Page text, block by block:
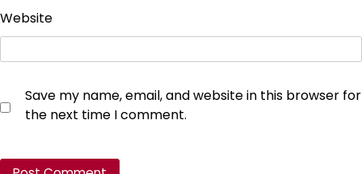
Website
Save my name, email, and website in this browser for
the next time I comment.